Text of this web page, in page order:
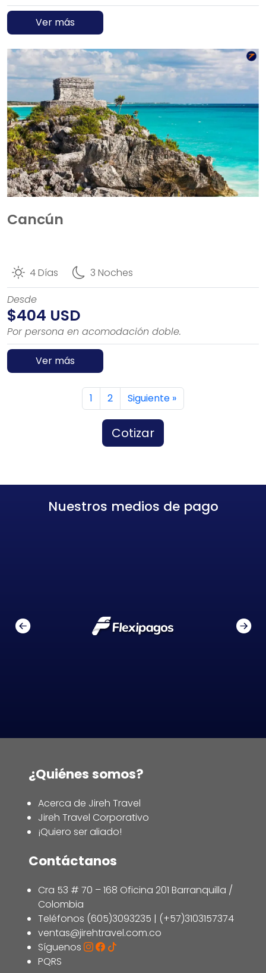
Ver más
Cancún
4 Días
3 Noches
Desde
$404 USD
Por persona en acomodación doble.
Ver más
1 2 Siguiente »
Cotizar
Nuestros medios de pago
¿Quiénes somos?
Acerca de Jireh Travel
Jireh Travel Corporativo
¡Quiero ser aliado!
Contáctanos
Cra 53 # 70 – 168 Oficina 201 Barranquilla /
Colombia
Teléfonos (605)3093235 | (+57)3103157374
ventas@jirehtravel.com.co
Síguenos
PQRS